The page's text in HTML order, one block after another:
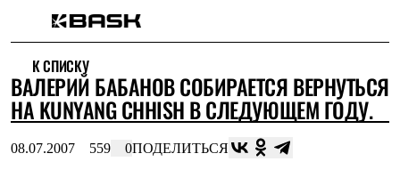
Интернет-магазин
Мужская одежда
Утепленная пухом
Куртки
Жилеты
К СПИСКУ
ВАЛЕРИЙ БАБАНОВ СОБИРАЕТСЯ ВЕРНУТЬСЯ
НА KUNYANG CHHISH В СЛЕДУЮЩЕМ ГОДУ.
08.07.2007 559 0ПОДЕЛИТЬСЯ